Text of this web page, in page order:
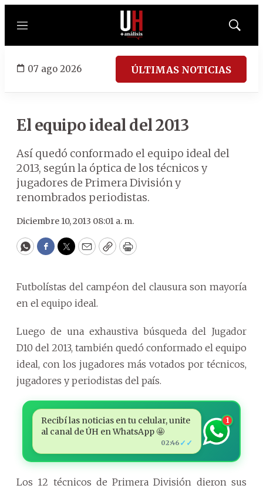
Menú
Mostrar
07 ago 2026 ÚLTIMAS NOTICIAS
El equipo ideal del 2013
Así quedó conformado el equipo ideal del
2013, según la óptica de los técnicos y
jugadores de Primera División y
renombrados periodistas.
Diciembre 10, 2013 08:01 a. m.
WhatsApp
Facebook
Twitter
EmailCopyPrint
Futbolístas del campéon del clausura son mayoría
en el equipo ideal.
Luego de una exhaustiva búsqueda del Jugador
D10 del 2013, también quedó conformado el equipo
ideal, con los jugadores más votados por técnicos,
jugadores y periodistas del país.
Recibí las noticias en tu celular, unite
al canal de ÚH en WhatsApp 🤩
02:46 ✓✓
1
Los 12 técnicos de Primera División dieron sus